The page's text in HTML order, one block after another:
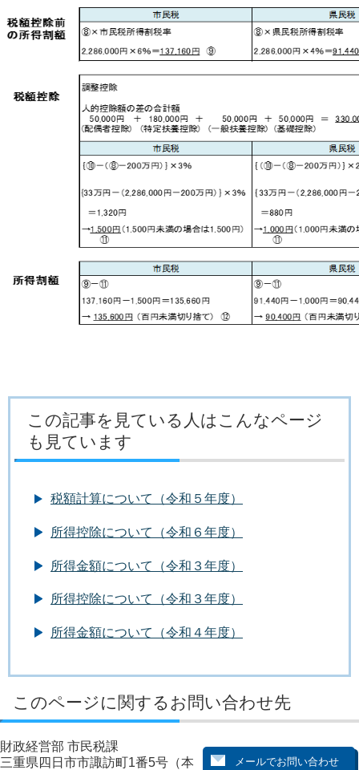
この記事を見ている人はこんなページ
も見ています
税額計算について（令和５年度）
所得控除について（令和６年度）
所得金額について（令和３年度）
所得控除について（令和３年度）
所得金額について（令和４年度）
このページに関するお問い合わせ先
財政経営部 市民税課
三重県四日市市諏訪町1番5号（本